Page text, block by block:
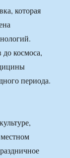
которая
космоса,
периода.